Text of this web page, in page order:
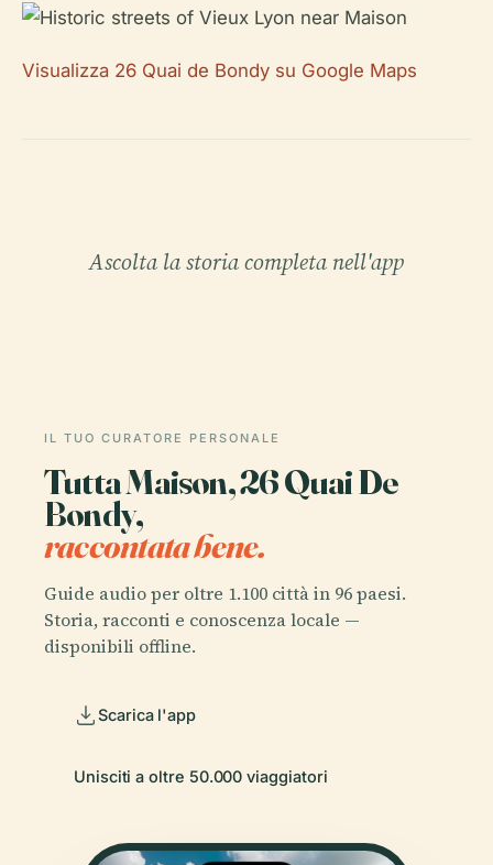
Visualizza 26 Quai de Bondy su Google Maps
Ascolta la storia completa nell'app
IL TUO CURATORE PERSONALE
Tutta Maison, 26 Quai De
Bondy,
raccontata bene.
Guide audio per oltre 1.100 città in 96 paesi.
Storia, racconti e conoscenza locale —
disponibili offline.
Scarica l'app
Unisciti a oltre 50.000 viaggiatori